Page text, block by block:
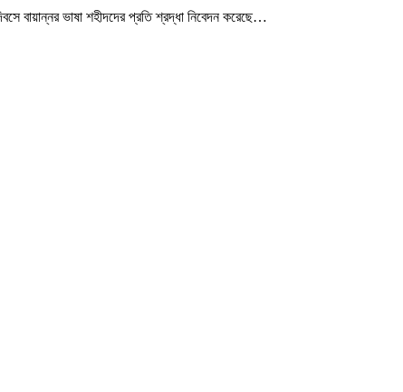
বায়ান্নর ভাষা শহীদদের প্রতি শ্রদ্ধা নিবেদন করেছে…